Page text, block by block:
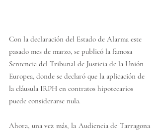
Con la declaración del Estado de Alarma este
pasado mes de marzo, se publicó la famosa
Sentencia del Tribunal de Justicia de la Unión
Europea, donde se declaró que la aplicación de
la cláusula IRPH en contratos hipotecarios
puede considerarse nula.
Ahora, una vez más, la Audiencia de Tarragona